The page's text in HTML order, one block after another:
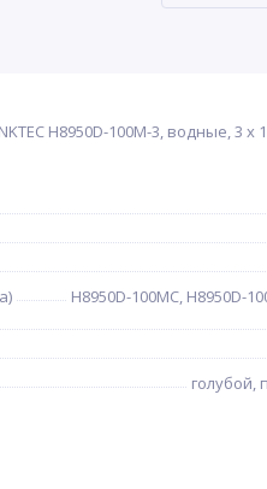
H8950D-100M-3, водные, 3 x
H8950D-100MC, H8950D-
голубой,